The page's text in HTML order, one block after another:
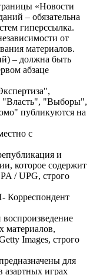
«Новости
– обязательна
гиперссылка.
от
материалов.
– должна быть
абзаце
"Власть", "Выборы",
публикуются на
с
и
которое содержит
/ UPG, строго
Корреспондент
материалов,
Images, строго
для
азартных играх